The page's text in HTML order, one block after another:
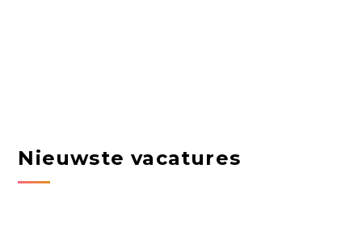
Nieuwste vacatures